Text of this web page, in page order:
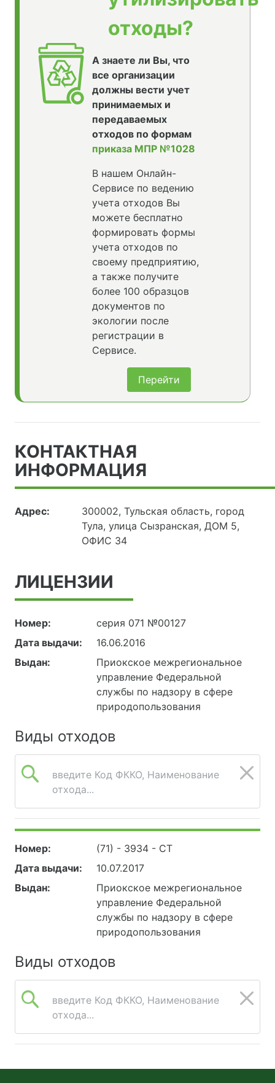
отходы?
А знаете ли Вы, что
все организации
должны вести учет
принимаемых и
передаваемых
отходов по формам
приказа МПР №1028
В нашем Онлайн-
Сервисе по ведению
учета отходов Вы
можете бесплатно
формировать формы
учета отходов по
своему предприятию,
а также получите
более 100 образцов
документов по
экологии после
регистрации в
Сервисе.
Перейти
КОНТАКТНАЯ
ИНФОРМАЦИЯ
Адрес:
300002, Тульская область, город
Тула, улица Сызранская, ДОМ 5,
ОФИС 34
ЛИЦЕНЗИИ
Номер:
серия 071 №00127
Дата выдачи:
16.06.2016
Выдан:
Приокское межрегиональное
управление Федеральной
службы по надзору в сфере
природопользования
Виды отходов
введите Код ФККО, Наименование
отхода...
Номер:
(71) - 3934 - СТ
Дата выдачи:
10.07.2017
Выдан:
Приокское межрегиональное
управление Федеральной
службы по надзору в сфере
природопользования
Виды отходов
введите Код ФККО, Наименование
отхода...